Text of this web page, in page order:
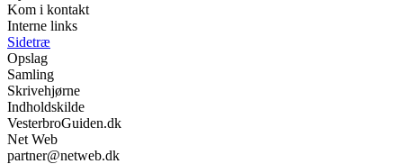
Kom i kontakt
Interne links
Sidetræ
Opslag
Samling
Skrivehjørne
Indholdskilde
VesterbroGuiden.dk
Net Web
partner@netweb.dk